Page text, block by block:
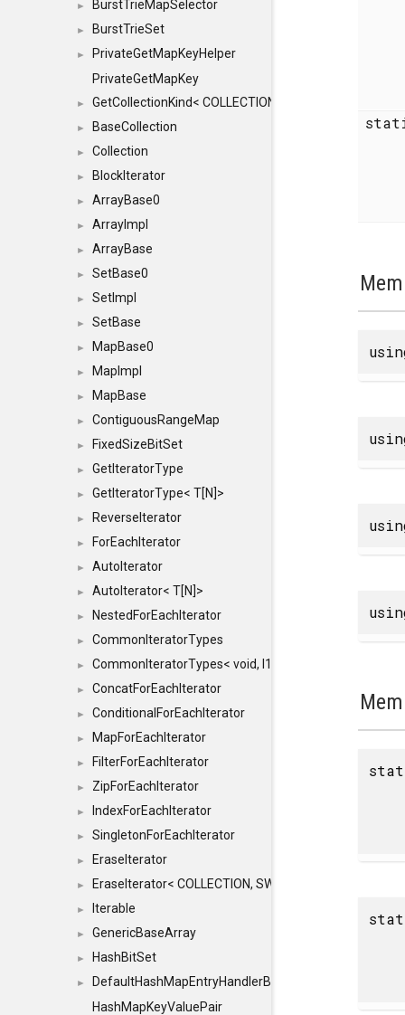
► BurstTrieMapSelector
► BurstTrieSet
►
PrivateGetMapKeyHelper
PrivateGetMapKey
► GetCollectionKind< COLLECTION, typename
► BaseCollection
► Collection
► BlockIterator
► ArrayBase0
► ArrayImpl
► ArrayBase
► SetBase0
► SetImpl
► SetBase
► MapBase0
► MapImpl
► MapBase
► ContiguousRangeMap
► FixedSizeBitSet
► GetIteratorType
► GetIteratorType< T[N]>
► ReverseIterator
► ForEachIterator
► AutoIterator
► AutoIterator< T[N]>
► NestedForEachIterator
► CommonIteratorTypes
► CommonIteratorTypes< void, I1, I2 >
► ConcatForEachIterator
► ConditionalForEachIterator
► MapForEachIterator
► FilterForEachIterator
► ZipForEachIterator
► IndexForEachIterator
► SingletonForEachIterator
► EraseIterator
► EraseIterator< COLLECTION, SWAP_ERASE, false >
► Iterable
► GenericBaseArray
► HashBitSet
►
DefaultHashMapEntryHandlerBase
HashMapKeyValuePair